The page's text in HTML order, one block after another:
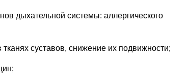
дыхательной системы: аллергического
суставов, снижение их подвижности;